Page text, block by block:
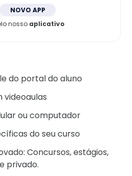
NOVO APP
nosso aplicativo
do portal do aluno
videoaulas
ou computador
do seu curso
Concursos, estágios,
privado.